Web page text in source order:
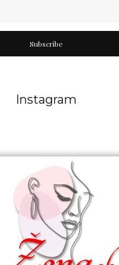
Subscribe
Instagram